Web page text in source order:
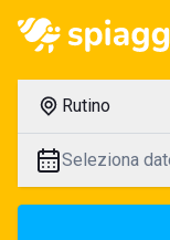
Rutino
Seleziona